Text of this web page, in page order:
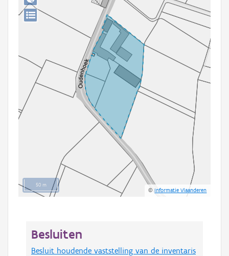
50 m
©Informatie Vlaanderen
Besluiten
Besluit houdende vaststelling van de inventaris